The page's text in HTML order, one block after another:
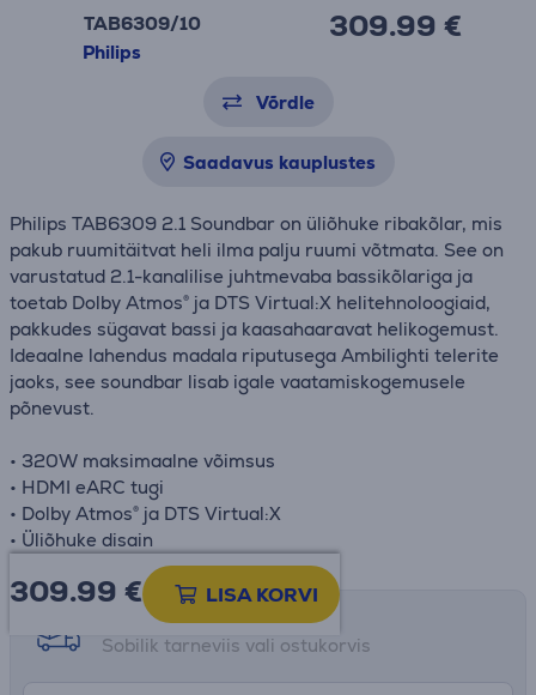
TAB6309/10
Philips
309.99 €
Võrdle
Saadavus kauplustes
Philips TAB6309 2.1 Soundbar on üliõhuke ribakõlar, mis
pakub ruumitäitvat heli ilma palju ruumi võtmata. See on
varustatud 2.1-kanalilise juhtmevaba bassikõlariga ja
toetab Dolby Atmos® ja DTS Virtual:X helitehnoloogiaid,
pakkudes sügavat bassi ja kaasahaaravat helikogemust.
Ideaalne lahendus madala riputusega Ambilighti telerite
jaoks, see soundbar lisab igale vaatamiskogemusele
põnevust.
• 320W maksimaalne võimsus
• HDMI eARC tugi
• Dolby Atmos® ja DTS Virtual:X
• Üliõhuke disain
309.99 € LISA KORVI
Tarne võimalused
Sobilik tarneviis vali ostukorvis